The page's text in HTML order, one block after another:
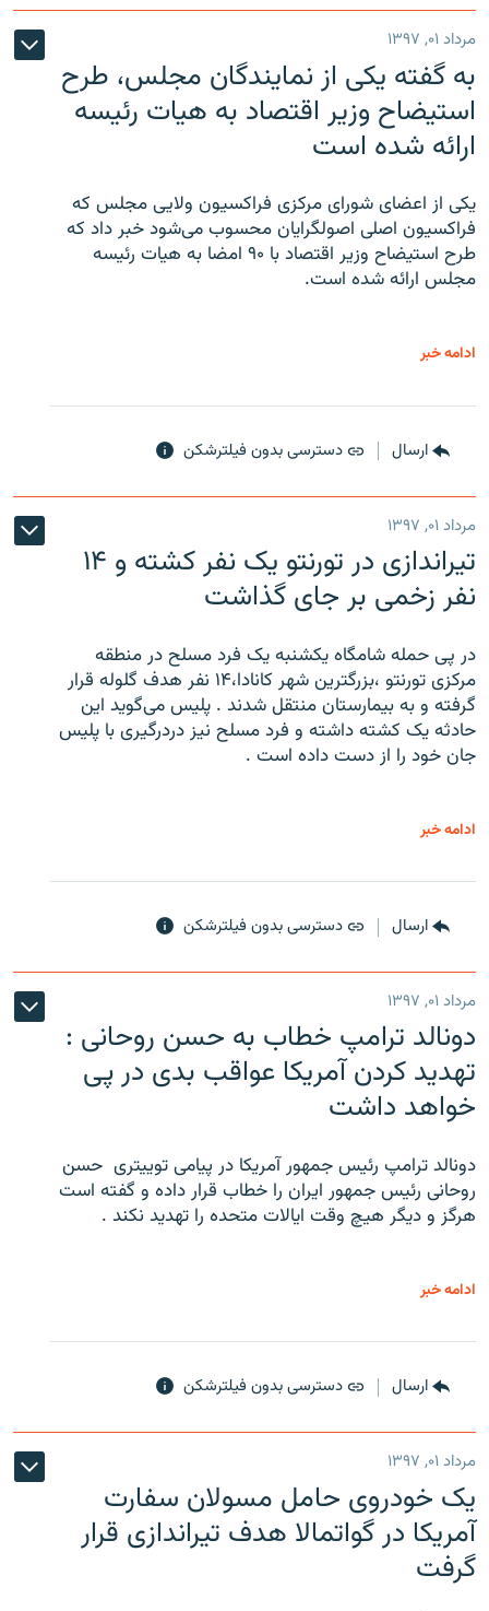
مرداد ۰۱, ۱۳۹۷
به گفته یکی از نمایندگان مجلس، طرح
استیضاح وزیر اقتصاد به هیات رئیسه
ارائه شده است
یکی از اعضای شورای مرکزی فراکسیون ولایی مجلس که
فراکسیون اصلی اصولگرایان محسوب می‌شود خبر داد که
طرح استیضاح وزیر اقتصاد با ۹۰ امضا به هیات رئیسه
مجلس ارائه شده است.
ادامه خبر
ارسال دسترسی بدون فیلترشکن
مرداد ۰۱, ۱۳۹۷
تیراندازی در تورنتو یک نفر کشته و ۱۴
نفر زخمی بر جای گذاشت
در پی حمله شامگاه یکشنبه یک فرد مسلح در منطقه
مرکزی تورنتو ،‌بزرگترین شهر کانادا،۱۴ نفر هدف گلوله قرار
گرفته و به بیمارستان منتقل شدند . پلیس می‌گوید این
حادثه یک کشته داشته و فرد مسلح نیز دردرگیری با پلیس
جان خود را از دست داده است .
ادامه خبر
ارسال دسترسی بدون فیلترشکن
مرداد ۰۱, ۱۳۹۷
دونالد ترامپ خطاب به حسن روحانی :
تهدید کردن آمریکا عواقب بدی در پی
خواهد داشت
دونالد ترامپ رئیس جمهور آمریکا در پیامی توییتری ‌ حسن
روحانی رئیس جمهور ایران را خطاب قرار داده و گفته است
هرگز و دیگر هیچ وقت ایالات متحده را تهدید نکند .
ادامه خبر
ارسال دسترسی بدون فیلترشکن
مرداد ۰۱, ۱۳۹۷
یک خودروی حامل مسولان سفارت
آمریکا در گواتمالا هدف تیراندازی قرار
گرفت